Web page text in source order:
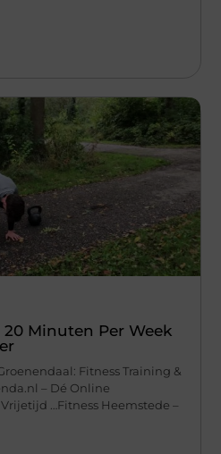
Minuten Per Week
Fitness Training &
– Dé Online
…Fitness Heemstede –